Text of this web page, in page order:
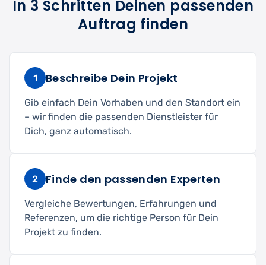
In 3 Schritten Deinen passenden
Auftrag finden
1 Beschreibe Dein Projekt
Gib einfach Dein Vorhaben und den Standort ein
– wir finden die passenden Dienstleister für
Dich, ganz automatisch.
2 Finde den passenden Experten
Vergleiche Bewertungen, Erfahrungen und
Referenzen, um die richtige Person für Dein
Projekt zu finden.